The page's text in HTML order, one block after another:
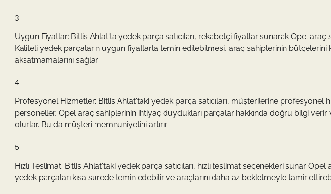
Uygun Fiyatlar: Bitlis Ahlat'ta yedek parça satıcıları, rekabetçi fiyatlar sunarak Opel
Kaliteli yedek parçaların uygun fiyatlarla temin edilebilmesi, araç sahiplerinin bütçelerini
aksatmamalarını sağlar.
Profesyonel Hizmetler: Bitlis Ahlat'taki yedek parça satıcıları, müşterilerine profesyonel
personeller, Opel araç sahiplerinin ihtiyaç duydukları parçalar hakkında doğru bilgi verir
olurlar. Bu da müşteri memnuniyetini artırır.
Hızlı Teslimat: Bitlis Ahlat'taki yedek parça satıcıları, hızlı teslimat seçenekleri sunar.
yedek parçaları kısa sürede temin edebilir ve araçlarını daha az bekletmeyle tamir